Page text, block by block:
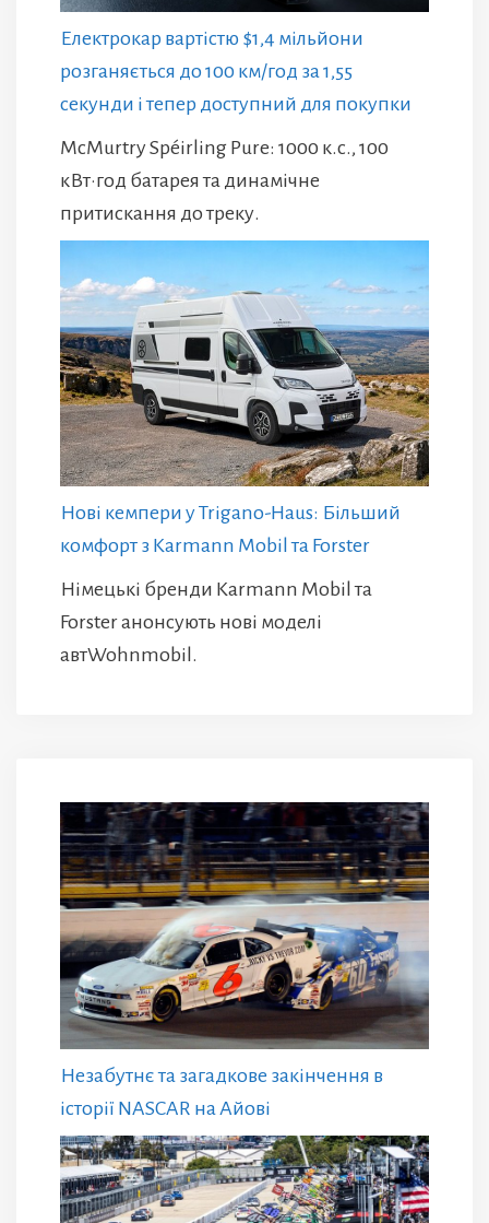
Електрокар вартістю $1,4 мільйони
розганяється до 100 км/год за 1,55
секунди і тепер доступний для покупки
McMurtry Spéirling Pure: 1000 к.с., 100
кВт·год батарея та динамічне
притискання до треку.
Нові кемпери у Trigano-Haus: Більший
комфорт з Karmann Mobil та Forster
Німецькі бренди Karmann Mobil та
Forster анонсують нові моделі
автWohnmobil.
Незабутнє та загадкове закінчення в
історії NASCAR на Айові